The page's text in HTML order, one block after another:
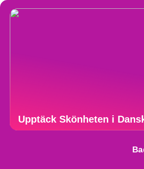
Upptäck Skönheten i